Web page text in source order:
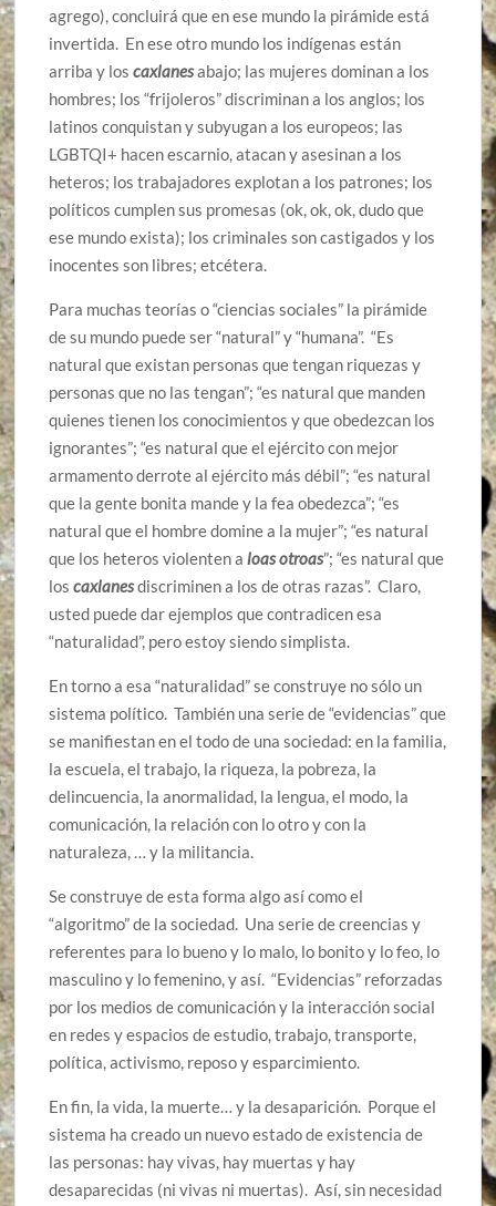
agrego), concluirá que en ese mundo la pirámide está
invertida. En ese otro mundo los indígenas están
arriba y loscaxlanesabajo; las mujeres dominan a los
hombres; los “frijoleros” discriminan a los anglos; los
latinos conquistan y subyugan a los europeos; las
LGBTQI+ hacen escarnio, atacan y asesinan a los
heteros; los trabajadores explotan a los patrones; los
políticos cumplen sus promesas (ok, ok, ok, dudo que
ese mundo exista); los criminales son castigados y los
inocentes son libres; etcétera.
Para muchas teorías o “ciencias sociales” la pirámide
de su mundo puede ser “natural” y “humana”. “Es
natural que existan personas que tengan riquezas y
personas que no las tengan”; “es natural que manden
quienes tienen los conocimientos y que obedezcan los
ignorantes”; “es natural que el ejército con mejor
armamento derrote al ejército más débil”; “es natural
que la gente bonita mande y la fea obedezca”; “es
natural que el hombre domine a la mujer”; “es natural
que los heteros violenten aloas otroas”; “es natural que
loscaxlanesdiscriminen a los de otras razas”. Claro,
usted puede dar ejemplos que contradicen esa
“naturalidad”, pero estoy siendo simplista.
En torno a esa “naturalidad” se construye no sólo un
sistema político. También una serie de “evidencias” que
se manifiestan en el todo de una sociedad: en la familia,
la escuela, el trabajo, la riqueza, la pobreza, la
delincuencia, la anormalidad, la lengua, el modo, la
comunicación, la relación con lo otro y con la
naturaleza, … y la militancia.
Se construye de esta forma algo así como el
“algoritmo” de la sociedad. Una serie de creencias y
referentes para lo bueno y lo malo, lo bonito y lo feo, lo
masculino y lo femenino, y así. “Evidencias” reforzadas
por los medios de comunicación y la interacción social
en redes y espacios de estudio, trabajo, transporte,
política, activismo, reposo y esparcimiento.
En fin, la vida, la muerte… y la desaparición. Porque el
sistema ha creado un nuevo estado de existencia de
las personas: hay vivas, hay muertas y hay
desaparecidas (ni vivas ni muertas). Así, sin necesidad